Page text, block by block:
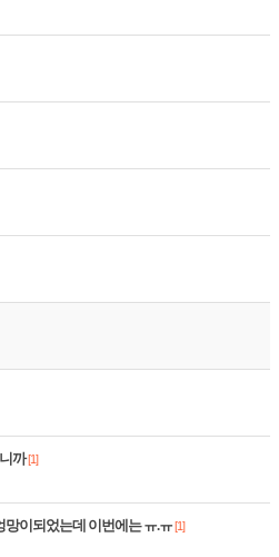
까[1]
망이되었는데 이번에는 ㅠ.ㅠ[1]